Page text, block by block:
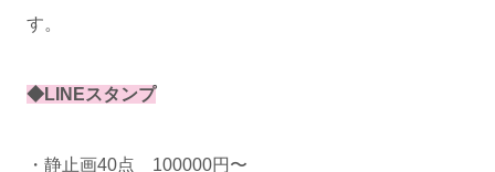
す。
◆LINEスタンプ
・静止画40点 100000円〜